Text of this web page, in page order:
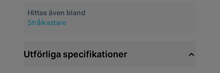
Hittas även bland
Strålkastare
Utförliga specifikationer